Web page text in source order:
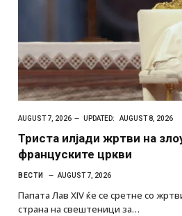
AUGUST 7, 2026 UPDATED: AUGUST 8, 2026
Триста илјади жртви на
француските цркви
ВЕСТИ AUGUST 7, 2026
Папата Лав XIV ќе се сретне со
страна на свештеници за…